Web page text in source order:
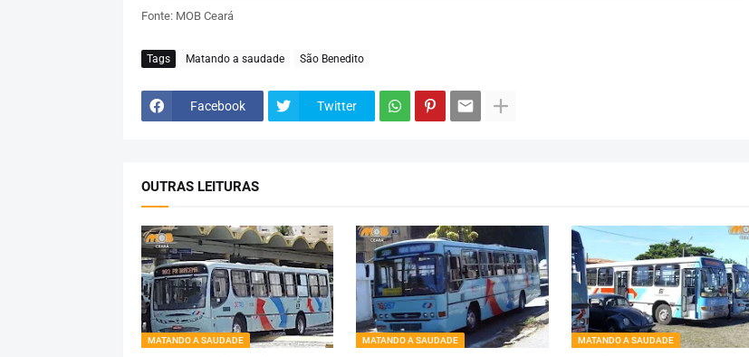
Fonte: MOB Ceará
Tags Matando a saudade São Benedito
Facebook Twitter
OUTRAS LEITURAS
MATANDO A SAUDADE MATANDO A SAUDADE MATANDO A SAUDADE